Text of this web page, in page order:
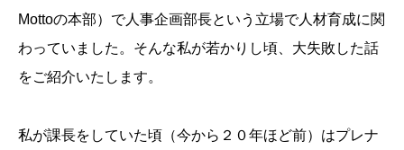
Mottoの本部）で人事企画部長という立場で人材育成に関
わっていました。そんな私が若かりし頃、大失敗した話
をご紹介いたします。
私が課長をしていた頃（今から２０年ほど前）はプレナ